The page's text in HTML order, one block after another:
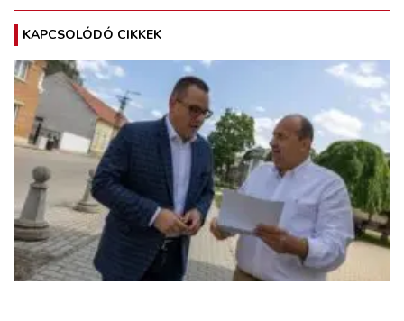
KAPCSOLÓDÓ CIKKEK